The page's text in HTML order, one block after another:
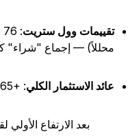
وول ستريت
— إجماع "شراء"
الاستثمار الكلي: +504,665%
بعد الارتفاع الأولي